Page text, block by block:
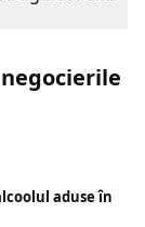
aduse în